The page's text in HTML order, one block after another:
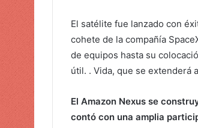
o
e
r
ó
El satélite fue lanzado con
cohete de la compañía
de equipos hasta su
útil. . Vida, que se extenderá
El Amazon Nexus se
contó con una amplia